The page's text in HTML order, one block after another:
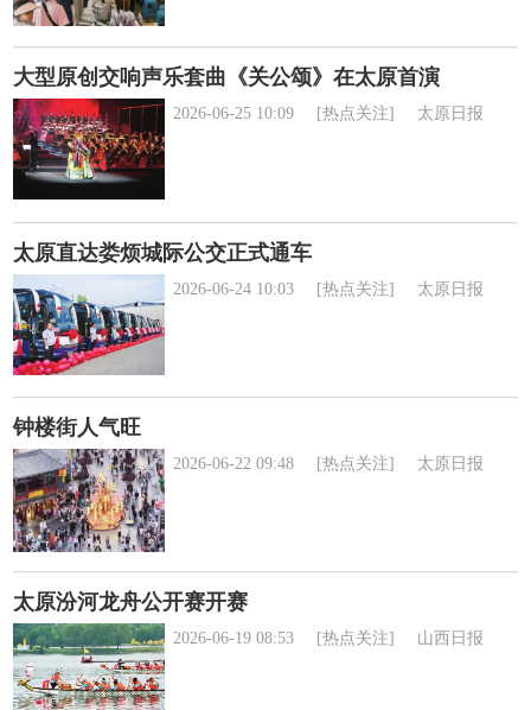
大型原创交响声乐套曲《关公颂》在太原首演
2026-06-25 10:09 [热点关注] 太原日报
太原直达娄烦城际公交正式通车
2026-06-24 10:03 [热点关注] 太原日报
钟楼街人气旺
2026-06-22 09:48 [热点关注] 太原日报
太原汾河龙舟公开赛开赛
2026-06-19 08:53 [热点关注] 山西日报